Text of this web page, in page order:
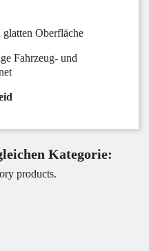
glatten Oberfläche
Fahrzeug- und
Kategorie:
products.